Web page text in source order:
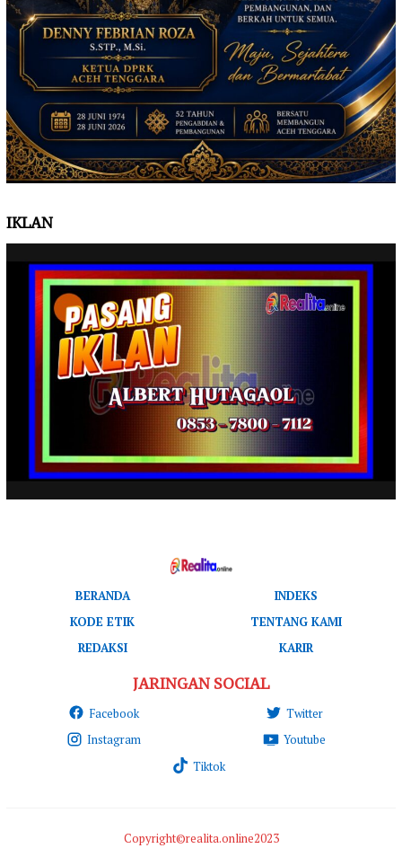
IKLAN
BERANDA
INDEKS
KODE ETIK
TENTANG KAMI
REDAKSI
KARIR
JARINGAN SOCIAL
Facebook
Twitter
Instagram
Youtube
Tiktok
Copyright©realita.online2023